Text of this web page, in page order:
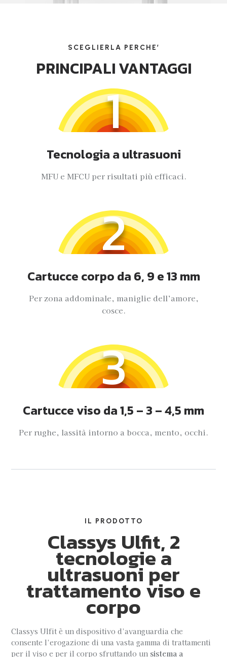
SCEGLIERLA PERCHE’
PRINCIPALI VANTAGGI
1
Tecnologia a ultrasuoni
MFU e MFCU per risultati più efficaci.
2
Cartucce corpo da 6, 9 e 13 mm
Per zona addominale, maniglie dell’amore,
cosce.
3
Cartucce viso da 1,5 – 3 – 4,5 mm
Per rughe, lassità intorno a bocca, mento, occhi.
IL PRODOTTO
Classys Ulfit, 2
tecnologie a
ultrasuoni per
trattamento viso e
corpo
Classys Ulfit è un dispositivo d’avanguardia che
consente l’erogazione di una vasta gamma di trattamenti
per il viso e per il corpo sfruttando un sistema a